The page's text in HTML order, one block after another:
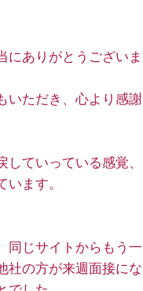
にありがとうございま
いただき、心より感謝
ていっている感覚、
ます。
同じサイトからもう一
社の方が来週面接にな